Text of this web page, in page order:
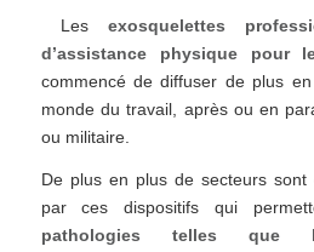
Les exosquelettes
d’assistance physique pour
commencé de diffuser de plus
monde du travail, après ou en
ou militaire.
De plus en plus de secteurs sont
par ces dispositifs qui
pathologies telles que